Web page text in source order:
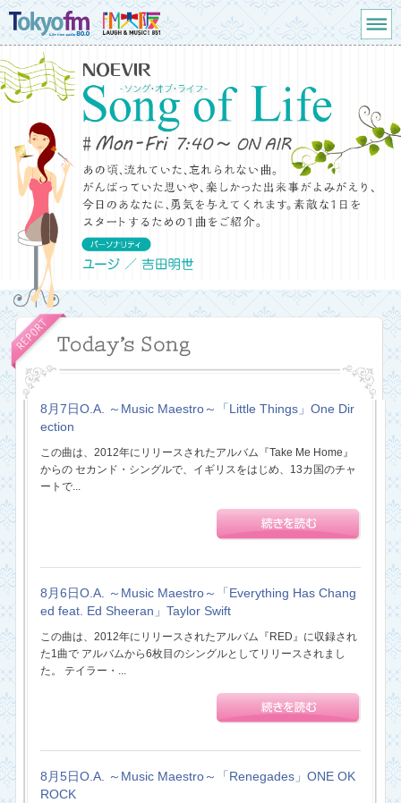
8月7日O.A. ～Music Maestro～「Little Things」One Dir
ection
この曲は、2012年にリリースされたアルバム『Take Me Home』
からの セカンド・シングルで、イギリスをはじめ、13カ国のチャ
ートで...
8月6日O.A. ～Music Maestro～「Everything Has Chang
ed feat. Ed Sheeran」Taylor Swift
この曲は、2012年にリリースされたアルバム『RED』に収録され
た1曲で アルバムから6枚目のシングルとしてリリースされまし
た。 テイラー・...
8月5日O.A. ～Music Maestro～「Renegades」ONE OK
ROCK